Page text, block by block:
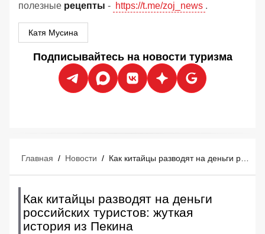
полезные рецепты - https://t.me/zoj_news .
Катя Мусина
Подписывайтесь на новости туризма
Главная / Новости / Как китайцы разводят на деньги российских туристов: жуткая история из Пекина
Как китайцы разводят на деньги
российских туристов: жуткая
история из Пекина